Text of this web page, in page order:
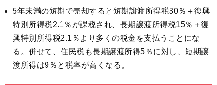
5年未満の短期で売却すると短期譲渡所得税30％＋復興
特別所得税2.1％が課税され、長期譲渡所得税15％＋復
興特別所得税2.1％より多くの税金を支払うことにな
る。併せて、住民税も長期譲渡所得5％に対し、短期譲
渡所得は9％と税率が高くなる。